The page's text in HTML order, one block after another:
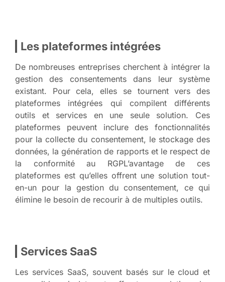
Les plateformes intégrées
De nombreuses entreprises cherchent à intégrer la
gestion des consentements dans leur système
existant. Pour cela, elles se tournent vers des
plateformes intégrées qui compilent différents
outils et services en une seule solution. Ces
plateformes peuvent inclure des fonctionnalités
pour la collecte du consentement, le stockage des
données, la génération de rapports et le respect de
la conformité au RGPL’avantage de ces
plateformes est qu’elles offrent une solution tout-
en-un pour la gestion du consentement, ce qui
élimine le besoin de recourir à de multiples outils.
Services SaaS
Les services SaaS, souvent basés sur le cloud et